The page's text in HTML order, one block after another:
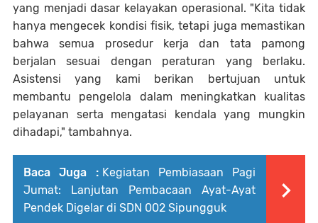
yang menjadi dasar kelayakan operasional. "Kita tidak
hanya mengecek kondisi fisik, tetapi juga memastikan
bahwa semua prosedur kerja dan tata pamong
berjalan sesuai dengan peraturan yang berlaku.
Asistensi yang kami berikan bertujuan untuk
membantu pengelola dalam meningkatkan kualitas
pelayanan serta mengatasi kendala yang mungkin
dihadapi," tambahnya.
Baca Juga : Kegiatan Pembiasaan Pagi
Jumat: Lanjutan Pembacaan Ayat-Ayat
Pendek Digelar di SDN 002 Sipungguk